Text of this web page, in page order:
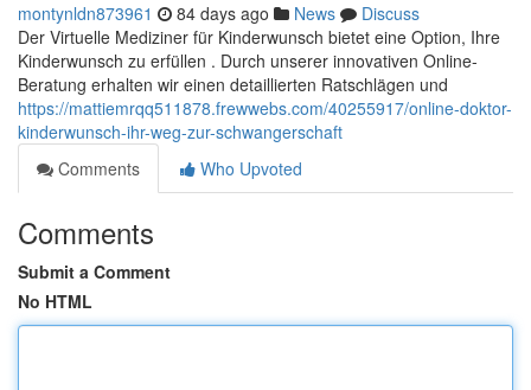
montynldn873961 84 days ago News
Discuss
Der Virtuelle Mediziner für Kinderwunsch bietet eine Option, Ihre
Kinderwunsch zu erfüllen . Durch unserer innovativen Online-
Beratung erhalten wir einen detaillierten Ratschlägen und
https://mattiemrqq511878.frewwebs.com/40255917/online-doktor-
kinderwunsch-ihr-weg-zur-schwangerschaft
Comments
Who Upvoted
Comments
Submit a Comment
No HTML